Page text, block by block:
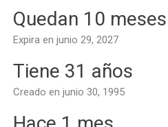
Quedan 10 meses
Expira en junio 29, 2027
Tiene 31 años
Creado en junio 30, 1995